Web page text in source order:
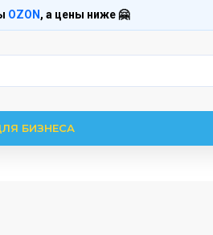
OZON , а цены ниже 🤗
БИЗНЕСА